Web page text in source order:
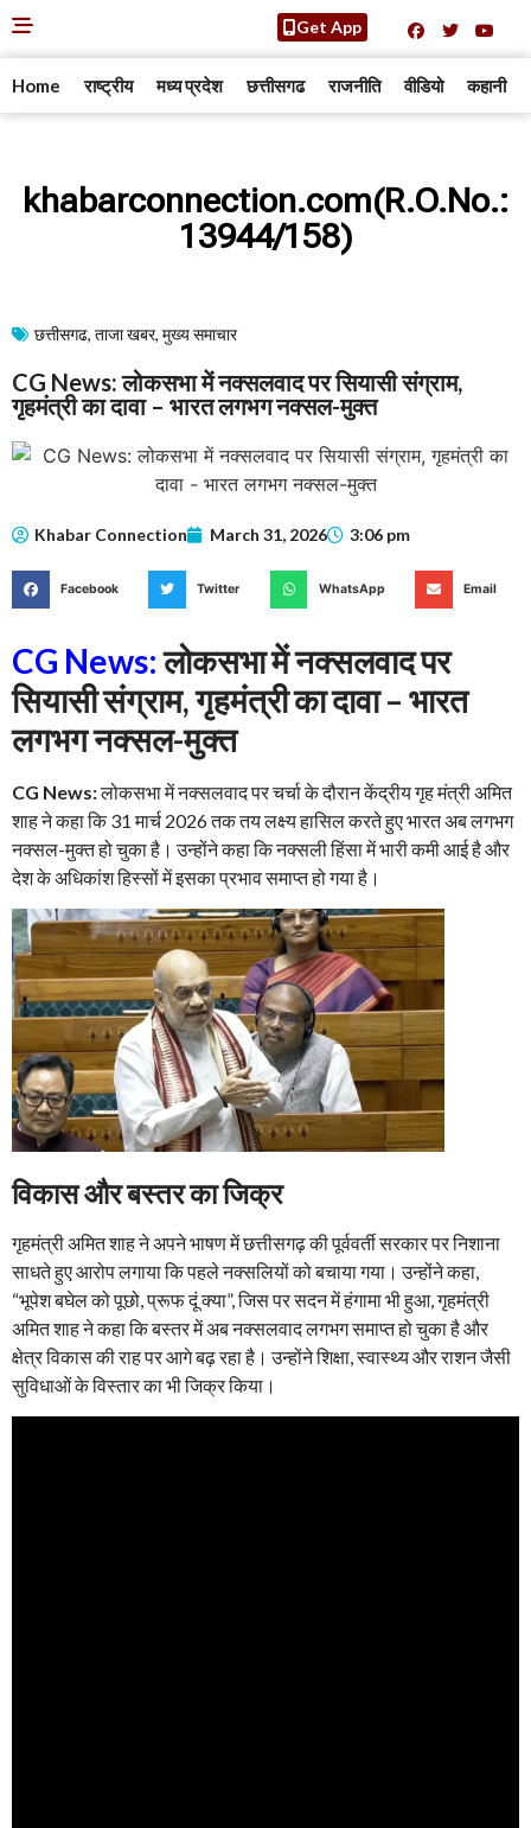
Get App
Home राष्ट्रीय मध्य प्रदेश छत्तीसगढ राजनीति वीडियो कहानी
khabarconnection.com(R.O.No.:
13944/158)
छत्तीसगढ, ताजा खबर, मुख्य समाचार​
CG News: लोकसभा में नक्सलवाद पर सियासी संग्राम,
गृहमंत्री का दावा – भारत लगभग नक्सल-मुक्त
Khabar Connection March 31, 2026 3:06 pm
Facebook Twitter WhatsApp Email
CG News:लोकसभा में नक्सलवाद पर
सियासी संग्राम, गृहमंत्री का दावा – भारत
लगभग नक्सल-मुक्त
CG News:लोकसभा में नक्सलवाद पर चर्चा के दौरान केंद्रीय गृह मंत्री अमित
शाह ने कहा कि 31 मार्च 2026 तक तय लक्ष्य हासिल करते हुए भारत अब लगभग
नक्सल-मुक्त हो चुका है। उन्होंने कहा कि नक्सली हिंसा में भारी कमी आई है और
देश के अधिकांश हिस्सों में इसका प्रभाव समाप्त हो गया है।
विकास और बस्तर का जिक्र
गृहमंत्री अमित शाह ने अपने भाषण में छत्तीसगढ़ की पूर्ववर्ती सरकार पर निशाना
साधते हुए आरोप लगाया कि पहले नक्सलियों को बचाया गया। उन्होंने कहा,
“भूपेश बघेल को पूछो, प्रूफ दूं क्या”, जिस पर सदन में हंगामा भी हुआ, गृहमंत्री
अमित शाह ने कहा कि बस्तर में अब नक्सलवाद लगभग समाप्त हो चुका है और
क्षेत्र विकास की राह पर आगे बढ़ रहा है। उन्होंने शिक्षा, स्वास्थ्य और राशन जैसी
सुविधाओं के विस्तार का भी जिक्र किया।